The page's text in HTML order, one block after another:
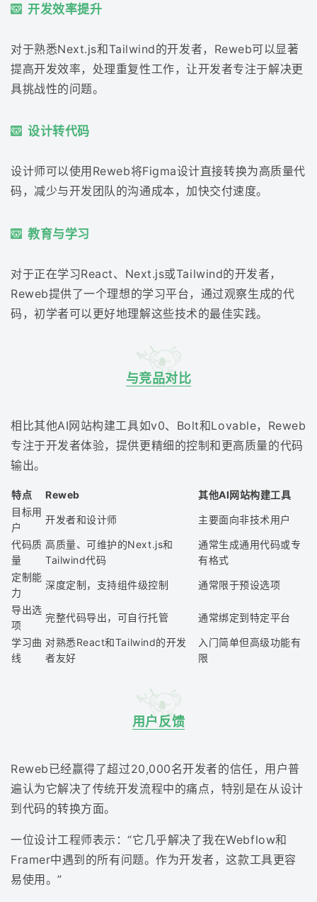
开发效率提升
对于熟悉Next.js和Tailwind的开发者，Reweb可以显著
提高开发效率，处理重复性工作，让开发者专注于解决更
具挑战性的问题。
设计转代码
设计师可以使用Reweb将Figma设计直接转换为高质量代
码，减少与开发团队的沟通成本，加快交付速度。
教育与学习
对于正在学习React、Next.js或Tailwind的开发者，
Reweb提供了一个理想的学习平台，通过观察生成的代
码，初学者可以更好地理解这些技术的最佳实践。
与竞品对比
相比其他AI网站构建工具如v0、Bolt和Lovable，Reweb
专注于开发者体验，提供更精细的控制和更高质量的代码
输出。
特点 Reweb
其他AI网站构建工具
目标用
户
开发者和设计师 主要面向非技术用户
代码质
量
高质量、可维护的Next.js和
Tailwind代码
通常生成通用代码或专
有格式
定制能
力
深度定制，支持组件级控制 通常限于预设选项
导出选
项
完整代码导出，可自行托管 通常绑定到特定平台
学习曲
线
对熟悉React和Tailwind的开发
者友好
入门简单但高级功能有
限
用户反馈
Reweb已经赢得了超过20,000名开发者的信任，用户普
遍认为它解决了传统开发流程中的痛点，特别是在从设计
到代码的转换方面。
一位设计工程师表示：“它几乎解决了我在Webflow和
Framer中遇到的所有问题。作为开发者，这款工具更容
易使用。”